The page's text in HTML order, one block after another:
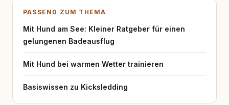
PASSEND ZUM THEMA
Mit Hund am See: Kleiner Ratgeber für einen
gelungenen Badeausflug
Mit Hund bei warmen Wetter trainieren
Basiswissen zu Kicksledding